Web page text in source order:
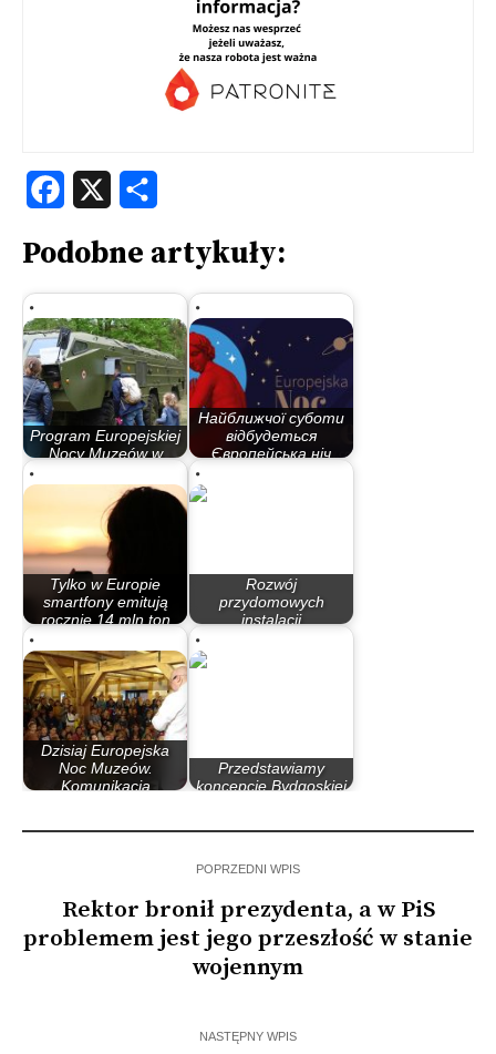
Facebook
Podobne artykuły:
Program Europejskiej
Nocy Muzeów w
Найближчої суботи
відбудеться
Європейська ніч
Tylko w Europie
smartfony emitują
rocznie 14 mln ton
Rozwój
przydomowych
instalacji
Dzisiaj Europejska
Noc Muzeów.
Komunikacja
Przedstawiamy
koncepcję Bydgoskiej
POPRZEDNI WPIS
Rektor bronił prezydenta, a w PiS
problemem jest jego przeszłość w stanie
wojennym
NASTĘPNY WPIS